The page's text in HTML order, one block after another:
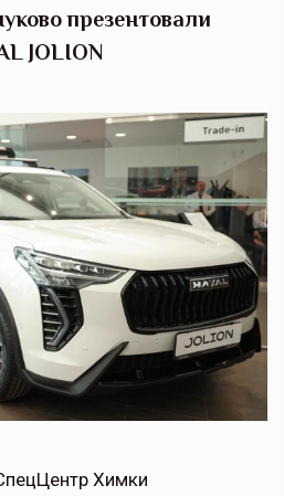
презентовали
JOLION
Химки